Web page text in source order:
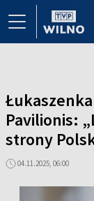
Pavilionis:
strony
04.11.2025, 06:00